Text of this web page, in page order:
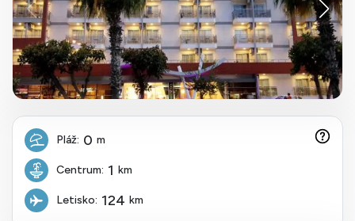
Pláž: 0 m
Centrum: 1 km
Letisko: 124 km